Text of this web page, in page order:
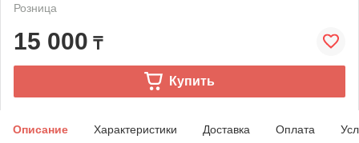
Розница
15 000 ₸
Купить
Описание Характеристики Доставка Оплата